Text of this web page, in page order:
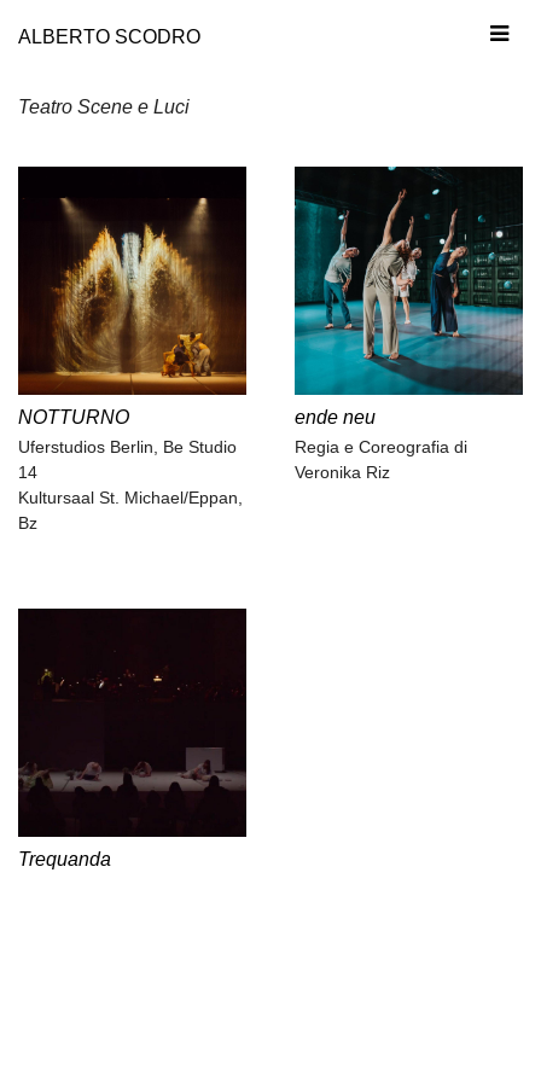
ALBERTO SCODRO
Teatro Scene e Luci
NOTTURNO
Uferstudios Berlin, Be Studio
14
Kultursaal St. Michael/Eppan,
Bz
ende neu
Regia e Coreografia di
Veronika Riz
Trequanda